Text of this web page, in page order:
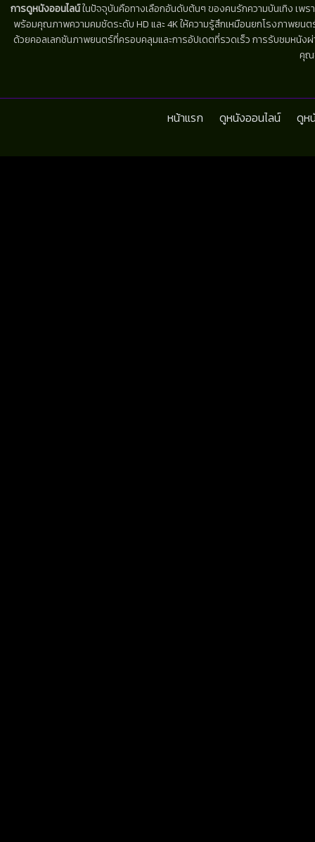
การดูหนังออนไลน์ในปัจจุบันคือทางเลือกอันดับต้นๆ ของคนรักความบันเทิง เพร
พร้อมคุณภาพความคมชัดระดับ HD และ 4K ให้ความรู้สึกเหมือนยกโรงภาพยน
ด้วยคอลเลกชันภาพยนตร์ที่ครอบคลุมและการอัปเดตที่รวดเร็ว การรับชมหนัง
คุณ
หน้าแรก ดูหนังออนไลน์ ดูห